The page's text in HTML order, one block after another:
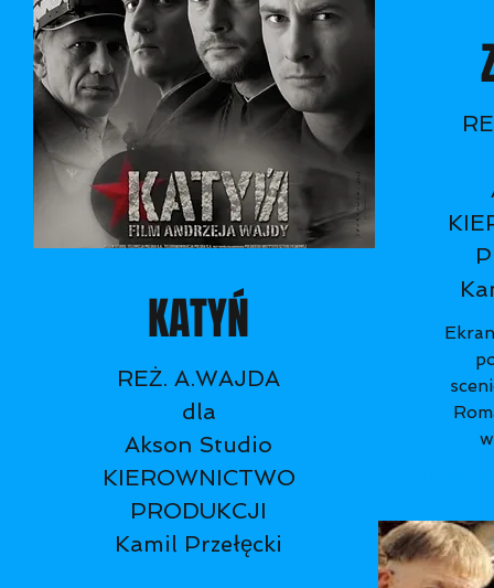
KATYŃ
REŻ. A.WAJDA
dla
Akson Studio
KIEROWNICTWO
PRODUKCJI
Kamil Przełęcki